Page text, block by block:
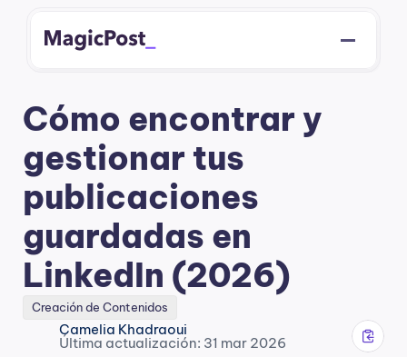
Cómo encontrar y
gestionar tus
publicaciones
guardadas en
LinkedIn (2026)
Creación de Contenidos
Camelia Khadraoui
Última actualización: 31 mar 2026